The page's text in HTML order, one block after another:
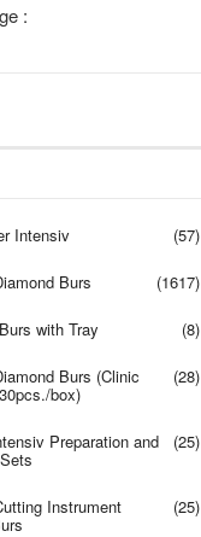
:
Intensiv (57)
Burs (1617)
with Tray (8)
Burs (Clinic
box)
(28)
Preparation and (25)
Instrument (25)